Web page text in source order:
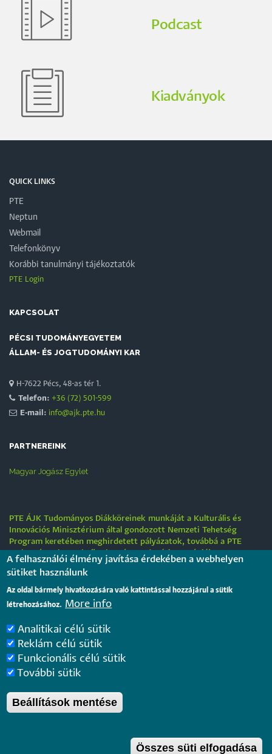
Podcast
Kiadványok
QUICK LINKS
PTE
Neptun
Webmail
Telefonkönyv
Korábbi tanulmányi tájékoztatók
PTE Login
KAPCSOLAT
PÉCSI TUDOMÁNYEGYETEM
ÁLLAM- ÉS JOGTUDOMÁNYI KAR
H-7622 Pécs, 48-as tér 1.
Telefon: +36 (72) 501-599
E-mail: info@ajk.pte.hu
PARTNEREINK
Magyar Jogász Egylet
PTE ÁJK Tudományos Diákköreinek munkáját a Kulturális és
Innovációs Minisztérium által gondozott Nemzeti Tehetség
Program keretében meghirdetett pályázatok, továbbá a PTE
„Tehetségre hangolva” tehetséggondozási stratégiája
támogatják.
Tájékoztatás nyári működési rendről
2026. július 31.
Internationale rechtsvergleichende Konferenz für junge
Juristinnen und Juristen in Győr – Bewerbungsfrist: 25.
August 2026
2026. július 28.
és Innovációs Igazgatóság|Portál csoport- 2020.
A felhasználói élmény javítása érdekében a webhelyen
sütiket használunk
Az oldal bármely hivatkozására való kattintással hozzájárul a sütik
létrehozásához. More info
Analitikai célú sütik
Reklám célú sütik
Funkcionális célú sütik
További sütik
Beállítások mentése
Összes süti elfogadása